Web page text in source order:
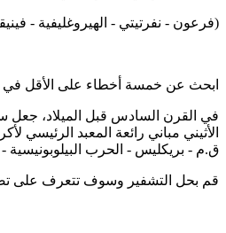
(فرعون - نفرتيتي - الهيروغليفية -
ابحث عن خمسة أخطاء على الأقل في
في القرن السادس قبل الميلاد، جعل
ق.م - بريكليس - الحرب البيلوبونيسية -
قم بحل التشفير وسوف تتعرف على